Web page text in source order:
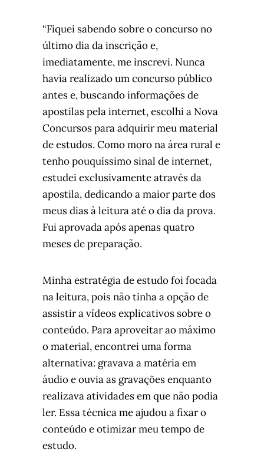
“Fiquei sabendo sobre o concurso no
último dia da inscrição e,
imediatamente, me inscrevi. Nunca
havia realizado um concurso público
antes e, buscando informações de
apostilas pela internet, escolhi a Nova
Concursos para adquirir meu material
de estudos. Como moro na área rural e
tenho pouquíssimo sinal de internet,
estudei exclusivamente através da
apostila, dedicando a maior parte dos
meus dias à leitura até o dia da prova.
Fui aprovada após apenas quatro
meses de preparação.
Minha estratégia de estudo foi focada
na leitura, pois não tinha a opção de
assistir a vídeos explicativos sobre o
conteúdo. Para aproveitar ao máximo
o material, encontrei uma forma
alternativa: gravava a matéria em
áudio e ouvia as gravações enquanto
realizava atividades em que não podia
ler. Essa técnica me ajudou a fixar o
conteúdo e otimizar meu tempo de
estudo.